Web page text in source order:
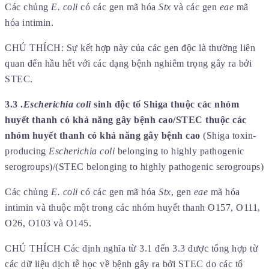
Các chủng E. coli có các gen mã hóa Stx và các gen eae mã
hóa intimin.
CHÚ THÍCH: Sự kết hợp này của các gen độc là thường liên
quan đến hầu hết với các dạng bệnh nghiêm trọng gây ra bởi
STEC.
3.3 .Escherichia colisinh độc tố Shiga thuộc các nhóm
huyết thanh có khả năng gây bệnh cao/STEC thuộc các
nhóm huyết thanh có khả năng gây bệnh cao (Shiga toxin-
producing Escherichia coli belonging to highly pathogenic
serogroups)/(STEC belonging to highly pathogenic serogroups)
Các chủng E. coli có các gen mã hóa Stx, gen eae mã hóa
intimin và thuộc một trong các nhóm huyết thanh O157, O111,
O26, O103 và O145.
CHÚ THÍCH Các định nghĩa từ 3.1 đến 3.3 được tổng hợp từ
các dữ liệu dịch tễ học về bệnh gây ra bởi STEC do các tổ